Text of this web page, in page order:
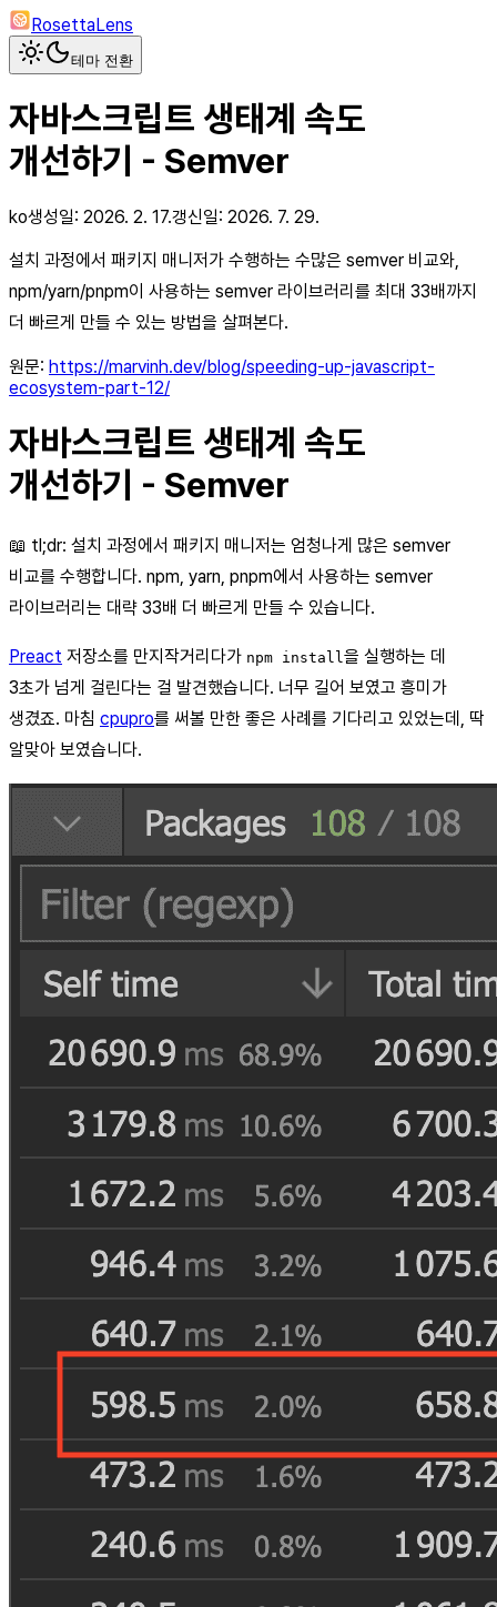
RosettaLens
테마 전환
자바스크립트 생태계 속도
개선하기 - Semver
ko생성일: 2026. 2. 17.갱신일: 2026. 7. 29.
설치 과정에서 패키지 매니저가 수행하는 수많은 semver 비교와,
npm/yarn/pnpm이 사용하는 semver 라이브러리를 최대 33배까지
더 빠르게 만들 수 있는 방법을 살펴본다.
원문: https://marvinh.dev/blog/speeding-up-javascript-
ecosystem-part-12/
자바스크립트 생태계 속도
개선하기 - Semver
📖 tl;dr: 설치 과정에서 패키지 매니저는 엄청나게 많은 semver
비교를 수행합니다. npm, yarn, pnpm에서 사용하는 semver
라이브러리는 대략 33배 더 빠르게 만들 수 있습니다.
Preact 저장소를 만지작거리다가 npm install 을 실행하는 데
3초가 넘게 걸린다는 걸 발견했습니다. 너무 길어 보였고 흥미가
생겼죠. 마침 cpupro를 써볼 만한 좋은 사례를 기다리고 있었는데, 딱
알맞아 보였습니다.